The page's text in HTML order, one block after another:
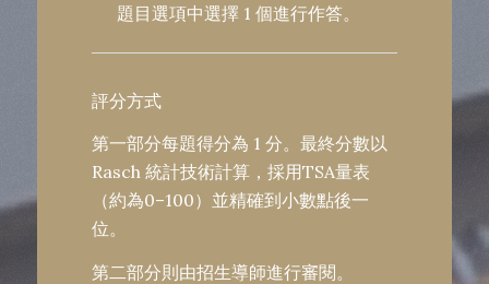
題目選項中選擇 1 個進行作答。
評分方式
第一部分每題得分為 1 分。最終分數以
Rasch 統計技術計算，採用TSA量表
（約為0–100）並精確到小數點後一
位。
第二部分則由招生導師進行審閱。